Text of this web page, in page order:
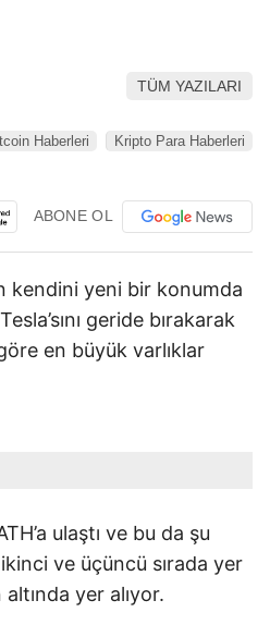
TÜM YAZILARI
Haberleri Kripto Para Haberleri
ABONE OL
kendini yeni bir konumda
geride bırakarak
en büyük varlıklar
ulaştı ve bu da şu
ve üçüncü sırada yer
yer alıyor.